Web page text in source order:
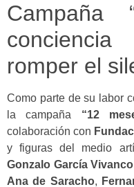
Campaña
romper el
Como parte de su labor
la campaña “12
colaboración con
y figuras del medio
Gonzalo García Vivanco
Ana de Saracho,